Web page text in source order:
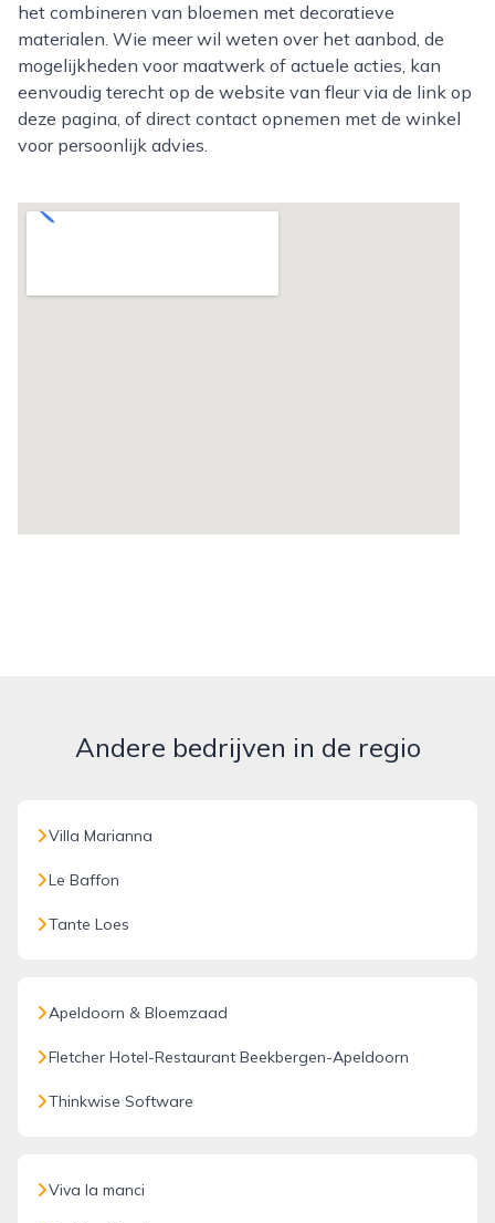
het combineren van bloemen met decoratieve
materialen. Wie meer wil weten over het aanbod, de
mogelijkheden voor maatwerk of actuele acties, kan
eenvoudig terecht op de website van fleur via de link op
deze pagina, of direct contact opnemen met de winkel
voor persoonlijk advies.
Andere bedrijven in de regio
Villa Marianna
Le Baffon
Tante Loes
Apeldoorn & Bloemzaad
Fletcher Hotel-Restaurant Beekbergen-Apeldoorn
Thinkwise Software
Viva la manci